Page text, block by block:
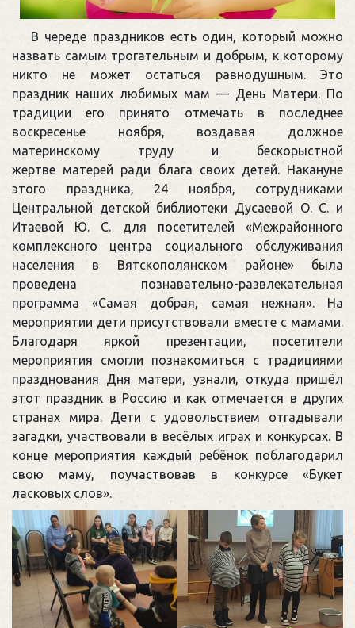
В череде праздников есть один, который можно
назвать самым трогательным и добрым, к которому
никто не может остаться равнодушным. Это
праздник наших любимых мам — День Матери. По
традиции его принято отмечать в последнее
воскресенье ноября, воздавая должное
материнскому труду и бескорыстной
жертве матерей ради блага своих детей. Накануне
этого праздника, 24 ноября, сотрудниками
Центральной детской библиотеки Дусаевой О. С. и
Итаевой Ю. С. для посетителей «Межрайонного
комплексного центра социального обслуживания
населения в Вятскополянском районе» была
проведена познавательно-развлекательная
программа «Самая добрая, самая нежная». На
мероприятии дети присутствовали вместе с мамами.
Благодаря яркой презентации, посетители
мероприятия смогли познакомиться с традициями
празднования Дня матери, узнали, откуда пришёл
этот праздник в Россию и как отмечается в других
странах мира. Дети с удовольствием отгадывали
загадки, участвовали в весёлых играх и конкурсах. В
конце мероприятия каждый ребёнок поблагодарил
свою маму, поучаствовав в конкурсе «Букет
ласковых слов».